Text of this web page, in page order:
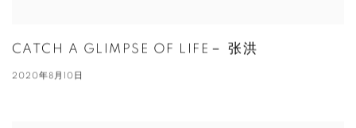
CATCH A GLIMPSE OF LIFE－ 张洪
2020年8月10日